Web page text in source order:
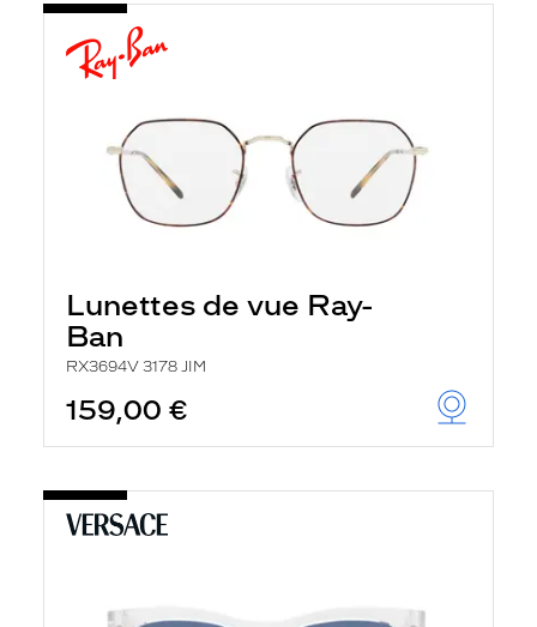
Lunettes de vue Ray-
Ban
RX3694V 3178 JIM
159,00 €